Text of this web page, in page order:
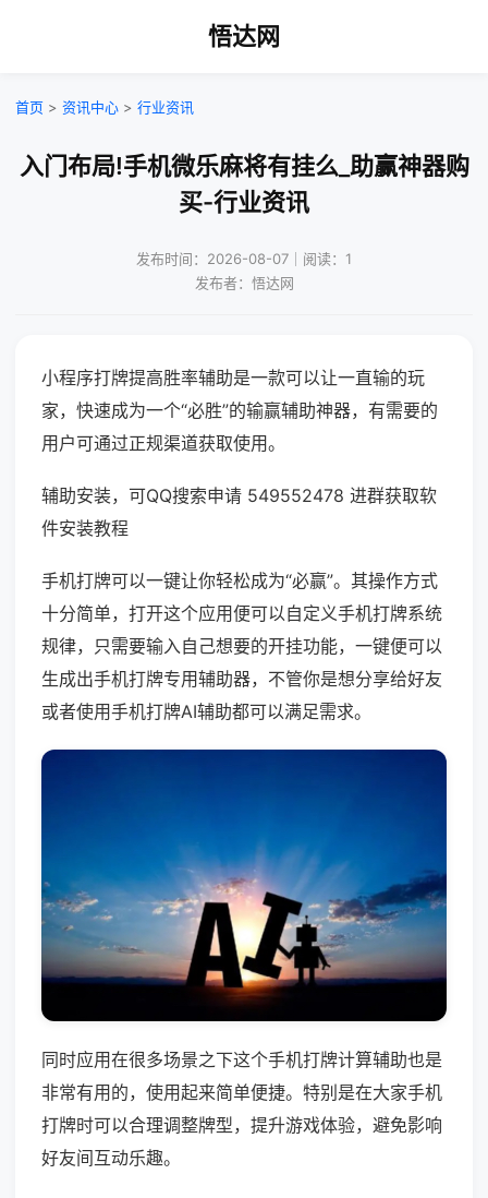
悟达网
首页 > 资讯中心 > 行业资讯
入门布局!手机微乐麻将有挂么_助赢神器购
买-行业资讯
发布时间：2026-08-07｜阅读：1
发布者：悟达网
小程序打牌提高胜率辅助是一款可以让一直输的玩
家，快速成为一个“必胜”的输赢辅助神器，有需要的
用户可通过正规渠道获取使用。
辅助安装，可QQ搜索申请 549552478 进群获取软
件安装教程
手机打牌可以一键让你轻松成为“必赢”。其操作方式
十分简单，打开这个应用便可以自定义手机打牌系统
规律，只需要输入自己想要的开挂功能，一键便可以
生成出手机打牌专用辅助器，不管你是想分享给好友
或者使用手机打牌AI辅助都可以满足需求。
同时应用在很多场景之下这个手机打牌计算辅助也是
非常有用的，使用起来简单便捷。特别是在大家手机
打牌时可以合理调整牌型，提升游戏体验，避免影响
好友间互动乐趣。